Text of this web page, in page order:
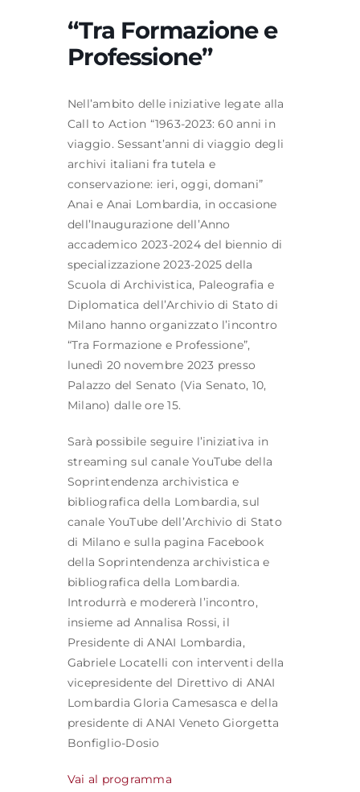
Formazione
Attività editoriale
“Tra Formazione e
Professione”
Nell’ambito delle iniziative legate alla
Call to Action “1963-2023: 60 anni in
viaggio. Sessant’anni di viaggio degli
archivi italiani fra tutela e
conservazione: ieri, oggi, domani”
Anai e Anai Lombardia, in occasione
dell’Inaugurazione dell’Anno
accademico 2023-2024 del biennio di
specializzazione 2023-2025 della
Scuola di Archivistica, Paleografia e
Diplomatica dell’Archivio di Stato di
Milano hanno organizzato l’incontro
“Tra Formazione e Professione”,
lunedì 20 novembre 2023 presso
Palazzo del Senato (Via Senato, 10,
Milano) dalle ore 15.
Sarà possibile seguire l’iniziativa in
streaming sul canale YouTube della
Soprintendenza archivistica e
bibliografica della Lombardia, sul
canale YouTube dell’Archivio di Stato
di Milano e sulla pagina Facebook
della Soprintendenza archivistica e
bibliografica della Lombardia.
Introdurrà e modererà l’incontro,
insieme ad Annalisa Rossi, il
Presidente di ANAI Lombardia,
Gabriele Locatelli con interventi della
vicepresidente del Direttivo di ANAI
Lombardia Gloria Camesasca e della
presidente di ANAI Veneto Giorgetta
Bonfiglio-Dosio
Vai al programma